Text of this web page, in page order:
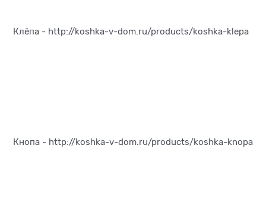
Клёпа - http://koshka-v-dom.ru/products/koshka-klepa
Кнопа - http://koshka-v-dom.ru/products/koshka-knopa